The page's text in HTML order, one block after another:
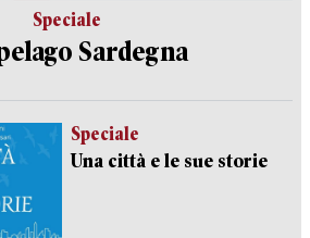
Speciale
Sardegna
Speciale
Una città e le sue storie